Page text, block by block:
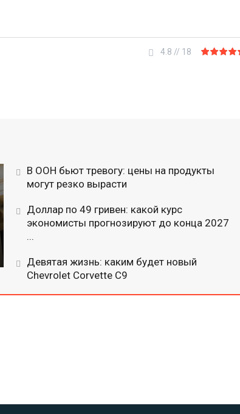
4.8 // 18
В ООН бьют тревогу: цены на продукты
могут резко вырасти
Доллар по 49 гривен: какой курс
экономисты прогнозируют до конца 2027
...
Девятая жизнь: каким будет новый
Chevrolet Corvette C9